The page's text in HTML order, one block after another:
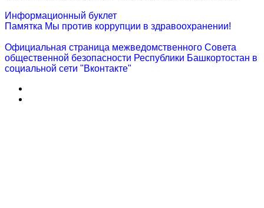
Информационный буклет
Памятка Мы против коррупции в здравоохранении!
Официальная страница межведомственного Совета
общественной безопасности Республики Башкортостан в
социальной сети "Вконтакте"